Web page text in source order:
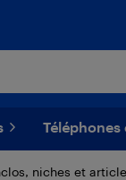
niches et